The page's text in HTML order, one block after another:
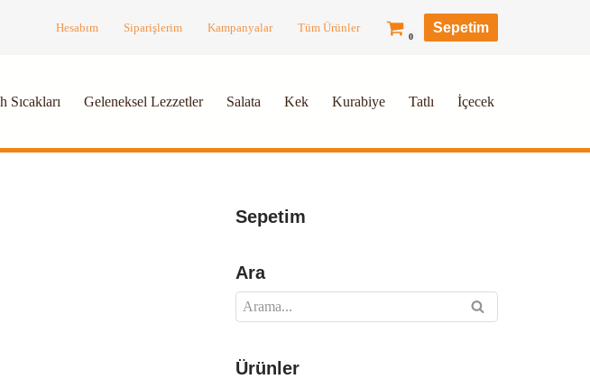
Hesabım Siparişlerim Kampanyalar Tüm Ürünler
0
Sepetim
Sıcakları Geleneksel Lezzetler Salata Kek Kurabiye Tatlı İçecek
Sepetim
Ara
Ürünler